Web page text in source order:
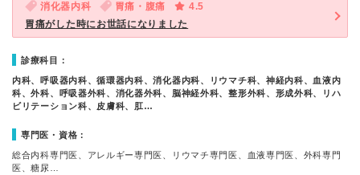
消化器内科 胃痛・腹痛
4.5
胃痛がした時にお世話になりました
診療科目：
内科、呼吸器内科、循環器内科、消化器内科、リウマチ科、神経内科、血液内
科、外科、呼吸器外科、消化器外科、脳神経外科、整形外科、形成外科、リハ
ビリテーション科、皮膚科、肛…
専門医・資格：
総合内科専門医、アレルギー専門医、リウマチ専門医、血液専門医、外科専門
医、糖尿…